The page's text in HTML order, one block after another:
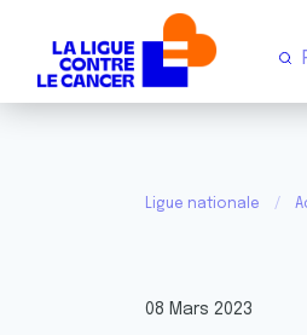
Ligue nationale
08 Mars 2023